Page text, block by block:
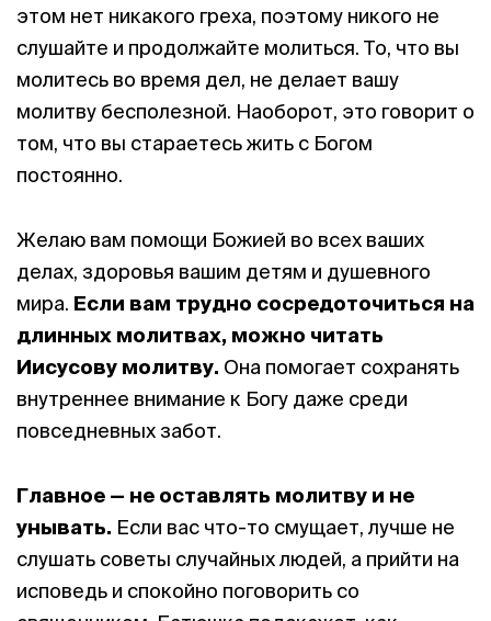
этом нет никакого греха, поэтому никого не
слушайте и продолжайте молиться. То, что вы
молитесь во время дел, не делает вашу
молитву бесполезной. Наоборот, это говорит о
том, что вы стараетесь жить с Богом
постоянно.
Желаю вам помощи Божией во всех ваших
делах, здоровья вашим детям и душевного
мира. Если вам трудно сосредоточиться на
длинных молитвах, можно читать
Иисусову молитву. Она помогает сохранять
внутреннее внимание к Богу даже среди
повседневных забот.
Главное — не оставлять молитву и не
унывать. Если вас что-то смущает, лучше не
слушать советы случайных людей, а прийти на
исповедь и спокойно поговорить со